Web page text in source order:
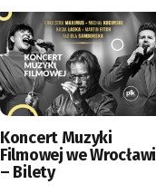
Koncert Muzyki
Filmowej we
– Bilety